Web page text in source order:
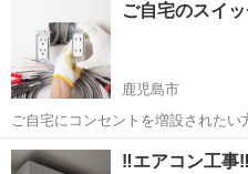
ご自宅のスイ
鹿児島市
ご自宅にコンセントを増設されたい
使えなくなってしまったり電気の
にご連絡ください！ 他店で見積もりされて高いから検討中の方や、ご
鹿児島 鹿児島市 電気工事
‼️エアコン工事